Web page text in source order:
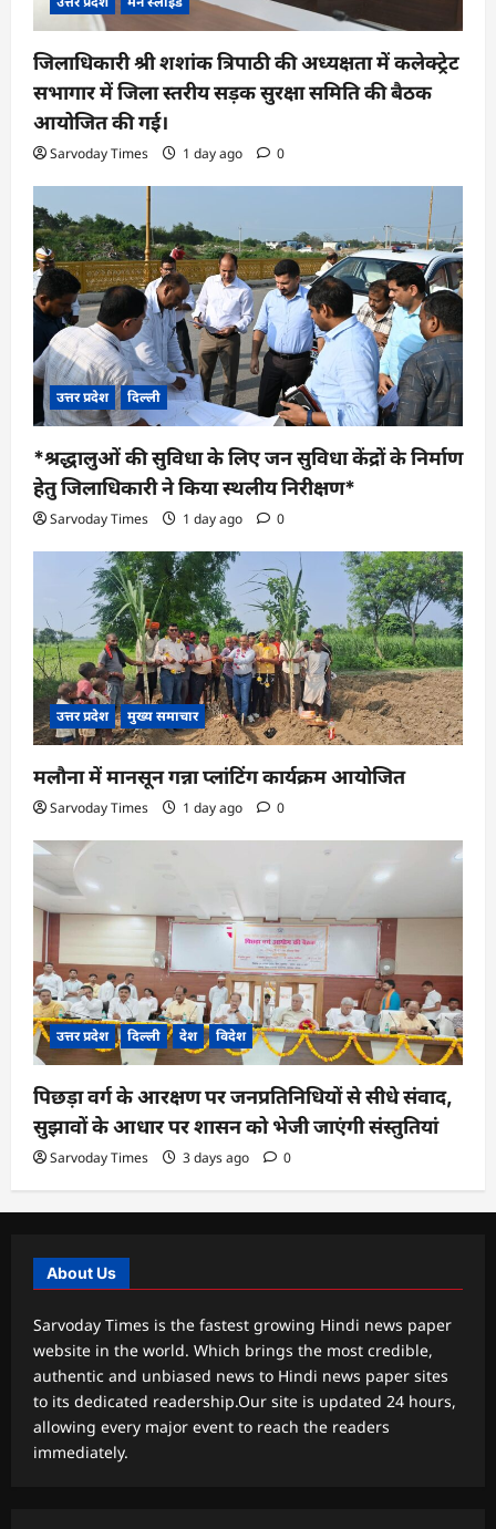
जिलाधिकारी श्री शशांक त्रिपाठी की अध्यक्षता में कलेक्ट्रेट
सभागार में जिला स्तरीय सड़क सुरक्षा समिति की बैठक
आयोजित की गई।
Sarvoday Times 1 day ago 0
उत्तर प्रदेश दिल्ली
*श्रद्धालुओं की सुविधा के लिए जन सुविधा केंद्रों के निर्माण
हेतु जिलाधिकारी ने किया स्थलीय निरीक्षण*
Sarvoday Times 1 day ago 0
उत्तर प्रदेश मुख्य समाचार
मलौना में मानसून गन्ना प्लांटिंग कार्यक्रम आयोजित
Sarvoday Times 1 day ago 0
उत्तर प्रदेश दिल्ली देश विदेश
पिछड़ा वर्ग के आरक्षण पर जनप्रतिनिधियों से सीधे संवाद,
सुझावों के आधार पर शासन को भेजी जाएंगी संस्तुतियां
Sarvoday Times 3 days ago 0
About Us
Sarvoday Times is the fastest growing Hindi news paper
website in the world. Which brings the most credible,
authentic and unbiased news to Hindi news paper sites
to its dedicated readership.Our site is updated 24 hours,
allowing every major event to reach the readers
immediately.